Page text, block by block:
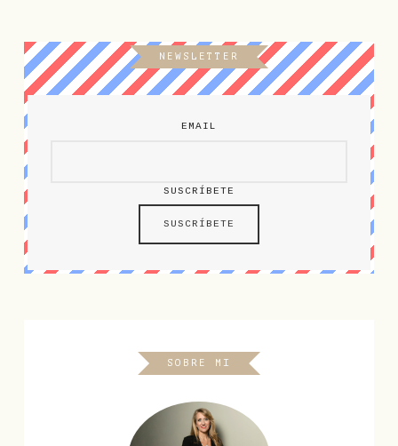
NEWSLETTER
EMAIL
SUSCRÍBETE
SOBRE MI